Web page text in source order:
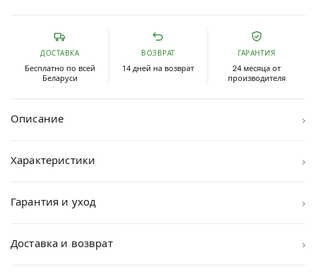
ДОСТАВКА
Бесплатно по всей
Беларуси
ВОЗВРАТ
14 дней на возврат
ГАРАНТИЯ
24 месяца от
производителя
Описание ›
Характеристики ›
Гарантия и уход ›
Доставка и возврат ›